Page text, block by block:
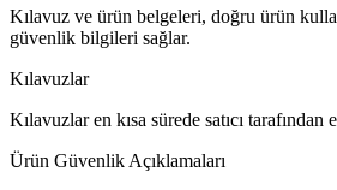
Kılavuz ve ürün belgeleri, doğru ürün
güvenlik bilgileri sağlar.
Kılavuzlar
Kılavuzlar en kısa sürede satıcı tarafından
Ürün Güvenlik Açıklamaları